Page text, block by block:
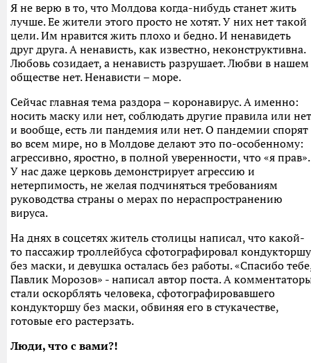
Я не верю в то, что Молдова когда-нибудь станет жить
лучше. Ее жители этого просто не хотят. У них нет такой
цели. Им нравится жить плохо и бедно. И ненавидеть
друг друга. А ненависть, как известно, неконструктивна.
Любовь созидает, а ненависть разрушает. Любви в нашем
обществе нет. Ненависти – море.
Сейчас главная тема раздора – коронавирус. А именно:
носить маску или нет, соблюдать другие правила или нет
и вообще, есть ли пандемия или нет. О пандемии спорят
во всем мире, но в Молдове делают это по-особенному:
агрессивно, яростно, в полной уверенности, что «я прав».
У нас даже церковь демонстрирует агрессию и
нетерпимость, не желая подчиняться требованиям
руководства страны о мерах по нераспространению
вируса.
На днях в соцсетях житель столицы написал, что какой-
то пассажир троллейбуса сфотографировал кондукторшу
без маски, и девушка осталась без работы. «Спасибо
Павлик Морозов» - написал автор поста. А
стали оскорблять человека, сфотографировавшего
кондукторшу без маски, обвиняя его в стукачестве,
готовые его растерзать.
Люди, что с вами?!